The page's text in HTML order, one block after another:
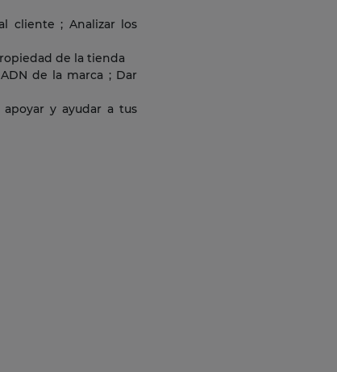
cliente ; Analizar los
de la tienda
de la marca ; Dar
y ayudar a tus